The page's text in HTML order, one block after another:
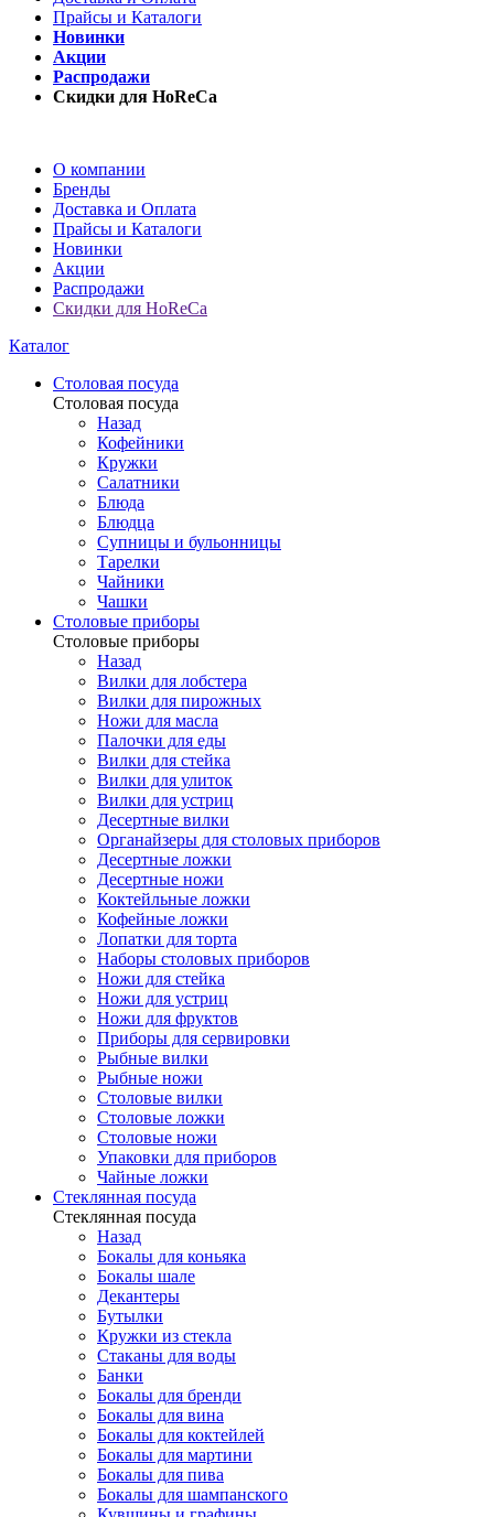
Прайсы и Каталоги
Новинки
Акции
Распродажи
Скидки для HoReCa
О компании
Бренды
Доставка и Оплата
Прайсы и Каталоги
Новинки
Акции
Распродажи
Скидки для HoReCa
Каталог
Столовая посуда
Столовая посуда
Назад
Кофейники
Кружки
Салатники
Блюда
Блюдца
Супницы и бульонницы
Тарелки
Чайники
Чашки
Cтоловые приборы
Cтоловые приборы
Назад
Вилки для лобстера
Вилки для пирожных
Ножи для масла
Палочки для еды
Вилки для стейка
Вилки для улиток
Вилки для устриц
Десертные вилки
Органайзеры для столовых приборов
Десертные ложки
Десертные ножи
Коктейльные ложки
Кофейные ложки
Лопатки для торта
Наборы столовых приборов
Ножи для стейка
Ножи для устриц
Ножи для фруктов
Приборы для сервировки
Рыбные вилки
Рыбные ножи
Столовые вилки
Столовые ложки
Столовые ножи
Упаковки для приборов
Чайные ложки
Стеклянная посуда
Стеклянная посуда
Назад
Бокалы для коньяка
Бокалы шале
Декантеры
Бутылки
Кружки из стекла
Стаканы для воды
Банки
Бокалы для бренди
Бокалы для вина
Бокалы для коктейлей
Бокалы для мартини
Бокалы для пива
Бокалы для шампанского